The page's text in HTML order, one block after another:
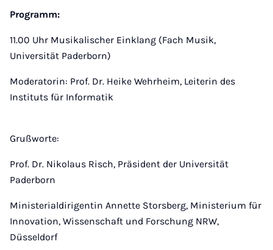
Programm:
11.00 Uhr Musikalischer Einklang (Fach Musik,
Universität Paderborn)
Moderatorin: Prof. Dr. Heike Wehrheim, Leiterin des
Instituts für Informatik
Grußworte:
Prof. Dr. Nikolaus Risch, Präsident der Universität
Paderborn
Ministerialdirigentin Annette Storsberg, Ministerium für
Innovation, Wissenschaft und Forschung NRW,
Düsseldorf